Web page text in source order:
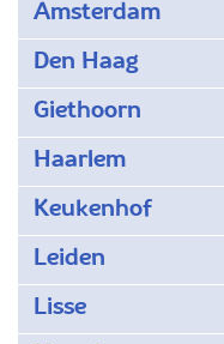
Amsterdam
Den Haag
Giethoorn
Haarlem
Keukenhof
Leiden
Lisse